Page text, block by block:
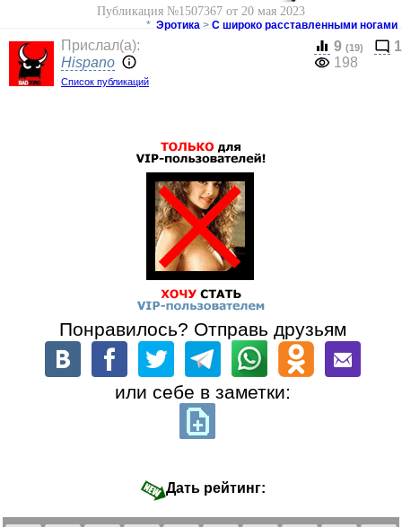
Публикация №1507367 от 20 мая 2023
* Эротика > С широко расставленными ногами
Прислал(a):
Hispano
Список публикаций
9 (19)
1
198
Понравилось? Отправь друзьям
или себе в заметки:
Дать рейтинг: